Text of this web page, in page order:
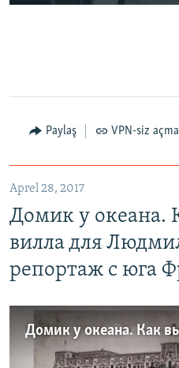
Paylaş VPN-siz
Aprel 28, 2017
Домик у океана.
вилла для
репортаж с юга